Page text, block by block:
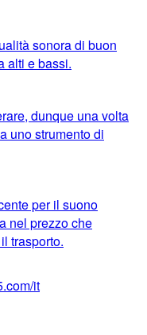
sonora di buon
alti e bassi.
dunque una volta
uno strumento di
per il suono
nel prezzo che
trasporto.
it